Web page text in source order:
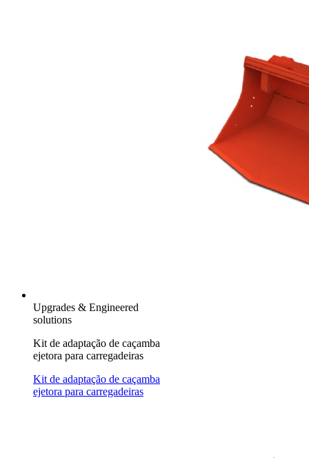
Upgrades & Engineered
solutions
Kit de adaptação de caçamba
ejetora para carregadeiras
Kit de adaptação de caçamba
ejetora para carregadeiras